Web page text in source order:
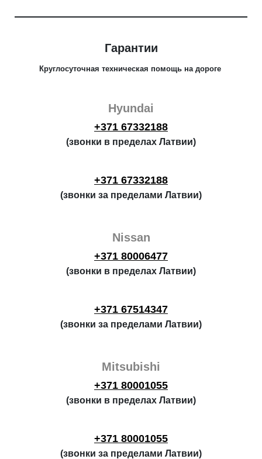
Гарантии
Круглосуточная техническая помощь на дороге
Hyundai
+371 67332188
(звонки в пределах Латвии)
+371 67332188
(звонки за пределами Латвии)
Nissan
+371 80006477
(звонки в пределах Латвии)
+371 67514347
(звонки за пределами Латвии)
Mitsubishi
+371 80001055
(звонки в пределах Латвии)
+371 80001055
(звонки за пределами Латвии)